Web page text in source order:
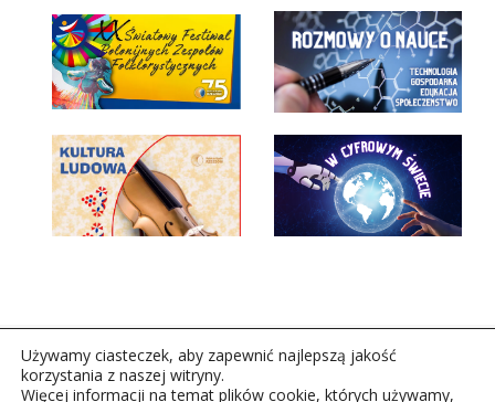
Używamy ciasteczek, aby zapewnić najlepszą jakość
korzystania z naszej witryny.
Więcej informacji na temat plików cookie, których używamy,